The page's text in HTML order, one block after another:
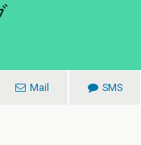
Mail SMS